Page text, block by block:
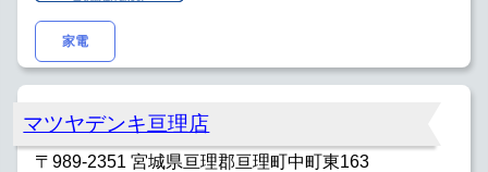
家電
マツヤデンキ亘理店
〒989-2351 宮城県亘理郡亘理町中町東163